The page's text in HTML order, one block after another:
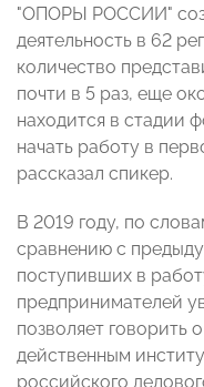
"ОПОРЫ РОССИИ"
деятельность в 62
количество
почти в 5 раз, еще
находится в стадии
начать работу в
рассказал спикер.
В 2019 году, по
сравнению с
поступивших в
предпринимателей
позволяет говорить
действенным
российского